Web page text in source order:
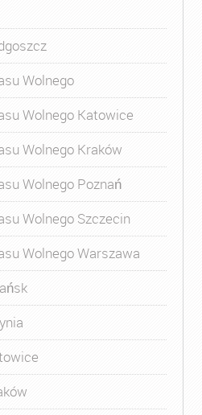
Wolnego
Wolnego Katowice
Wolnego Kraków
Wolnego Poznań
Wolnego Szczecin
Wolnego Warszawa